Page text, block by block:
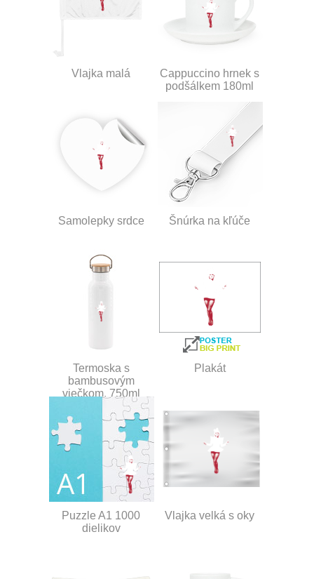
Vlajka malá
Cappuccino hrnek s
podšálkem 180ml
Samolepky srdce Šnúrka na kľúče
Termoska s
bambusovým
viečkom, 750ml
Plakát
Puzzle A1 1000
dielikov
Vlajka velká s oky